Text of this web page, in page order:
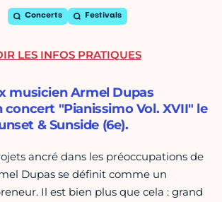
Concerts Festivals
musicien Armel Dupas
concert "Pianissimo Vol. XVII" le
& Sunside (6e).
ancré dans les préoccupations de
Dupas se définit comme un
Il est bien plus que cela : grand
LES INFOS PRATIQUES